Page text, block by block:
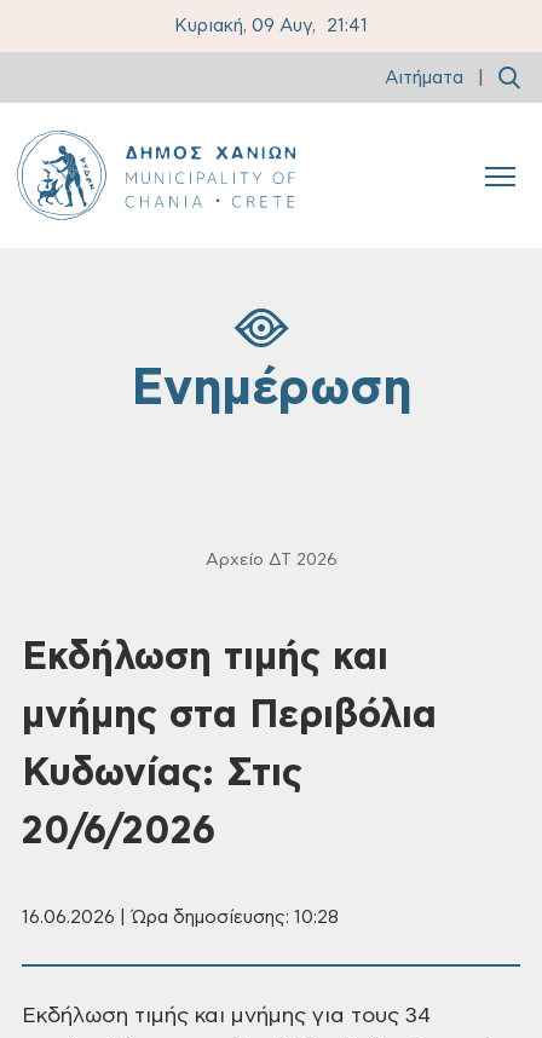
Κυριακή, 09 Αυγ, 21:41
Αιτήματα
Ενημέρωση
Αρχείο ΔΤ 2026
Εκδήλωση τιμής και
μνήμης στα Περιβόλια
Κυδωνίας: Στις
20/6/2026
16.06.2026 | Ώρα δημοσίευσης: 10:28
Εκδήλωση τιμής και μνήμης για τους 34